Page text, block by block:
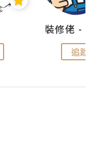
追蹤